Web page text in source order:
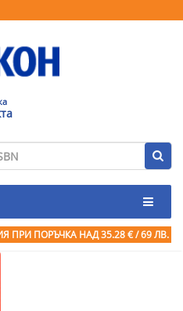
ПРИ ПОРЪЧКА НАД 35.28 € / 69 ЛВ.